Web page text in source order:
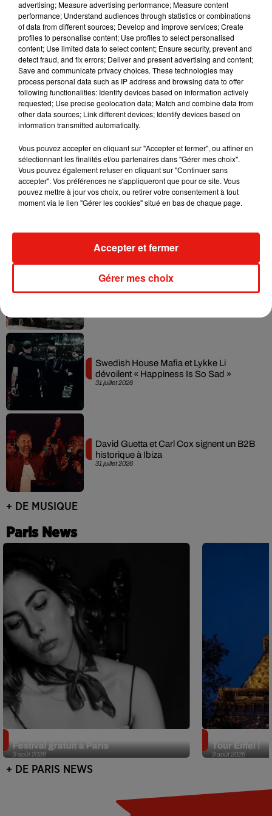
7 août 2026
RÜFÜS DU SOL annonce un nouvel
album après sa tournée mondiale
Angèle et Amélie Lens dévoilent leur
collaboration tant attendue
Il y a 10 ans, DJ Snake changeait de
Fred again.. et Latin Mafia dévoilent enfin
leur mixtape créée en...
31 juillet 2026
Swedish House Mafia et Lykke Li
dévoilent « Happiness Is So Sad »
31 juillet 2026
David Guetta et Carl Cox signent un B2B
historique à Ibiza
+ DE MUSIQUE
Paris News
3 août 2026
Festival gratuit à Paris
3 août 2026
Tour Eiffel !
+ DE PARIS NEWS
advertising; Measure advertising performance; Measure content
performance; Understand audiences through statistics or combinations
of data from different sources; Develop and improve services; Create
profiles to personalise content; Use profiles to select personalised
content; Use limited data to select content; Ensure security, prevent and
detect fraud, and fix errors; Deliver and present advertising and content;
Save and communicate privacy choices. These technologies may
process personal data such as IP address and browsing data to offer
following functionalities: Identify devices based on information actively
requested; Use precise geolocation data; Match and combine data from
other data sources; Link different devices; Identify devices based on
information transmitted automatically.
Vous pouvez accepter en cliquant sur "Accepter et fermer", ou affiner en
sélectionnant les finalités et/ou partenaires dans "Gérer mes choix".
Vous pouvez également refuser en cliquant sur "Continuer sans
accepter". Vos préférences ne s'appliqueront que pour ce site. Vous
pouvez mettre à jour vos choix, ou retirer votre consentement à tout
moment via le lien "Gérer les cookies" situé en bas de chaque page.
Gérer mes choix
Accepter et fermer